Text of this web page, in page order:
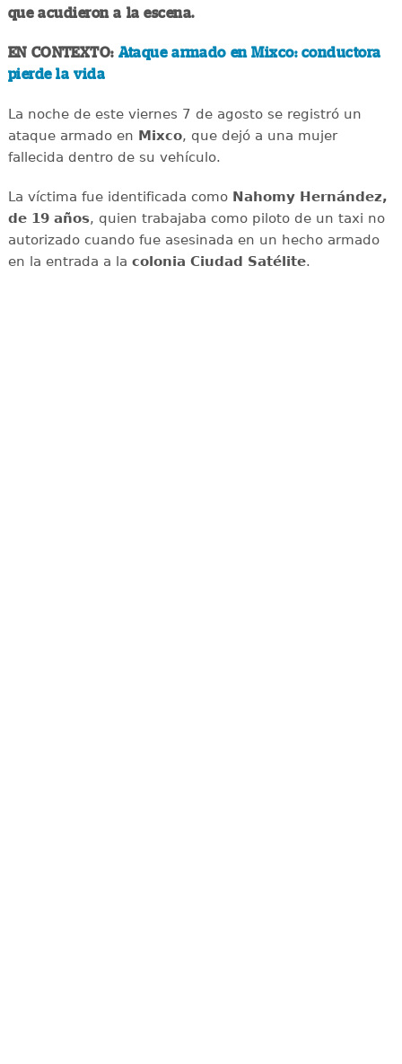
que acudieron a la escena.
EN CONTEXTO: Ataque armado en Mixco: conductora
pierde la vida
La noche de este viernes 7 de agosto se registró un
ataque armado en Mixco, que dejó a una mujer
fallecida dentro de su vehículo.
La víctima fue identificada como Nahomy Hernández,
de 19 años, quien trabajaba como piloto de un taxi no
autorizado cuando fue asesinada en un hecho armado
en la entrada a la colonia Ciudad Satélite.